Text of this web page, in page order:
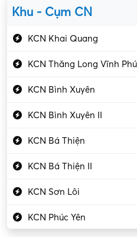
Kỹ sư cơ khí
Kỹ sư điện
Kỹ thuật cao
Kỹ thuật mạng – IT
Làm bán thời gian
Lao động phổ thông
Lập trình – Phát triển
Luật – Công chứng
Marketing – PR
Khu - Cụm CN
KCN Khai Quang
KCN Thăng Long Vĩnh
KCN Bình Xuyên
KCN Bình Xuyên II
KCN Bá Thiện
KCN Bá Thiện II
KCN Sơn Lôi
KCN Phúc Yên